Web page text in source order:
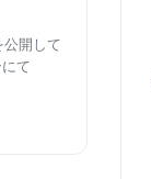
開して
て